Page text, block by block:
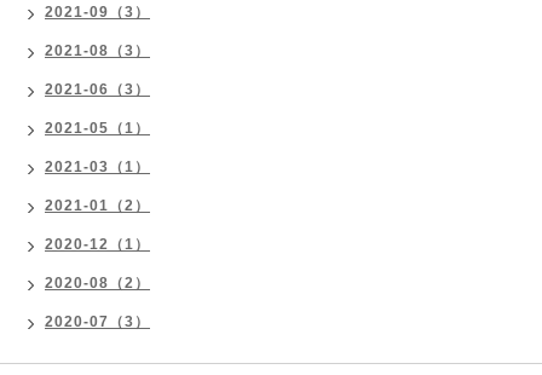
2021-09（3）
2021-08（3）
2021-06（3）
2021-05（1）
2021-03（1）
2021-01（2）
2020-12（1）
2020-08（2）
2020-07（3）